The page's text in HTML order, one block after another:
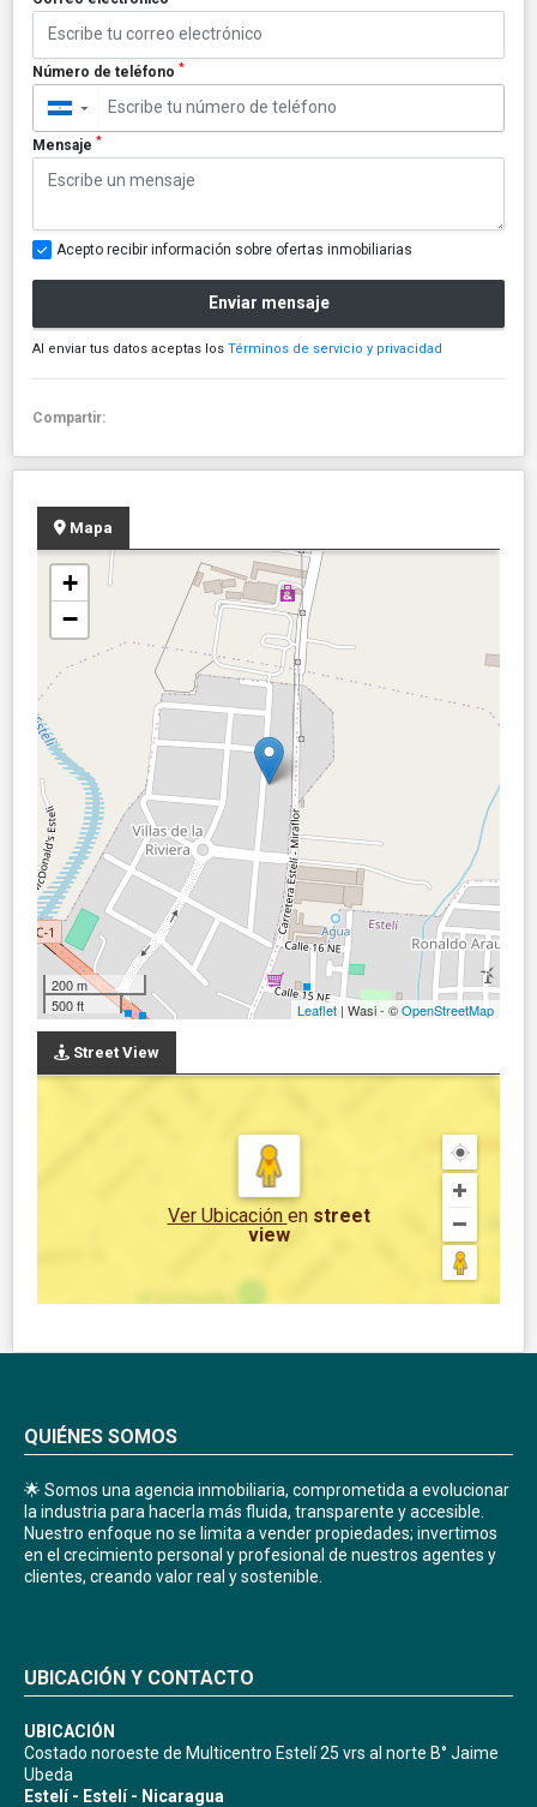
Número de teléfono *
▼
Mensaje *
Acepto recibir información sobre ofertas inmobiliarias
Enviar mensaje
Al enviar tus datos aceptas los Términos de servicio y privacidad
Compartir:
Mapa
+
−
200 m
500 ft
Leaflet | Wasi - ©OpenStreetMap
Street View
Ver Ubicación en street
view
QUIÉNES SOMOS
🌟 Somos una agencia inmobiliaria, comprometida a evolucionar
la industria para hacerla más fluida, transparente y accesible.
Nuestro enfoque no se limita a vender propiedades; invertimos
en el crecimiento personal y profesional de nuestros agentes y
clientes, creando valor real y sostenible.
UBICACIÓN Y CONTACTO
UBICACIÓN
Costado noroeste de Multicentro Estelí 25 vrs al norte B° Jaime
Ubeda
Estelí - Estelí - Nicaragua